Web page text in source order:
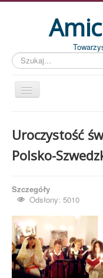
Szukaj...
Aktualności
Wydarzenia
Piszemy
Pożegnania
Zdjęcia
Dyrygenci
Uroczystość
Polsko-
Szczegóły
Odsłony: 5010